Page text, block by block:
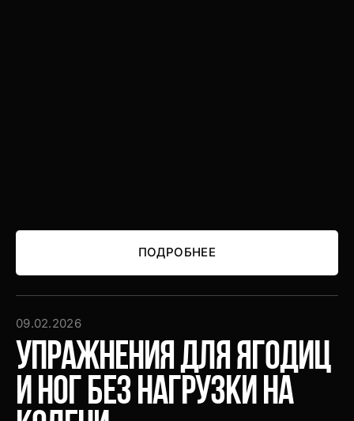
ПОДРОБНЕЕ
09.02.2026
Упражнения для ягодиц
и ног без нагрузки на